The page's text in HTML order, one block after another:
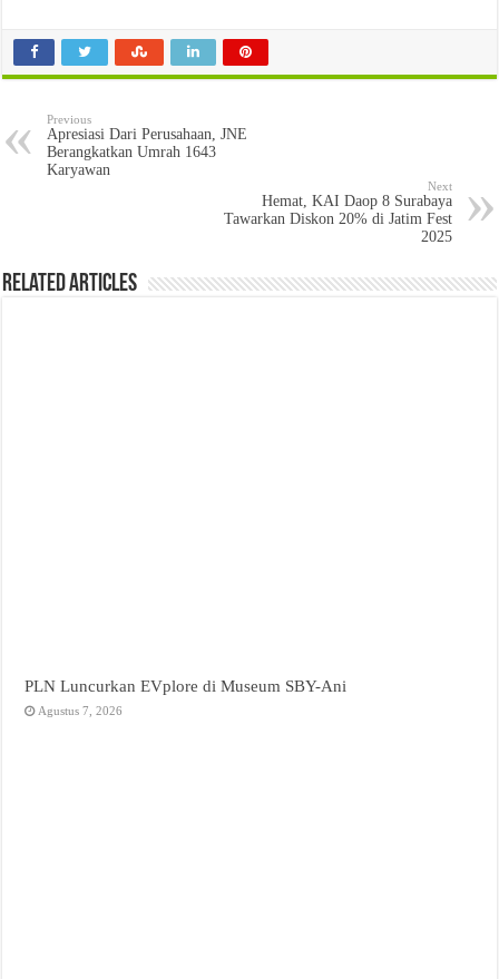
Previous
Apresiasi Dari Perusahaan, JNE
Berangkatkan Umrah 1643
Karyawan
Next
Hemat, KAI Daop 8 Surabaya
Tawarkan Diskon 20% di Jatim Fest
2025
Related Articles
PLN Luncurkan EVplore di Museum SBY-Ani
Agustus 7, 2026